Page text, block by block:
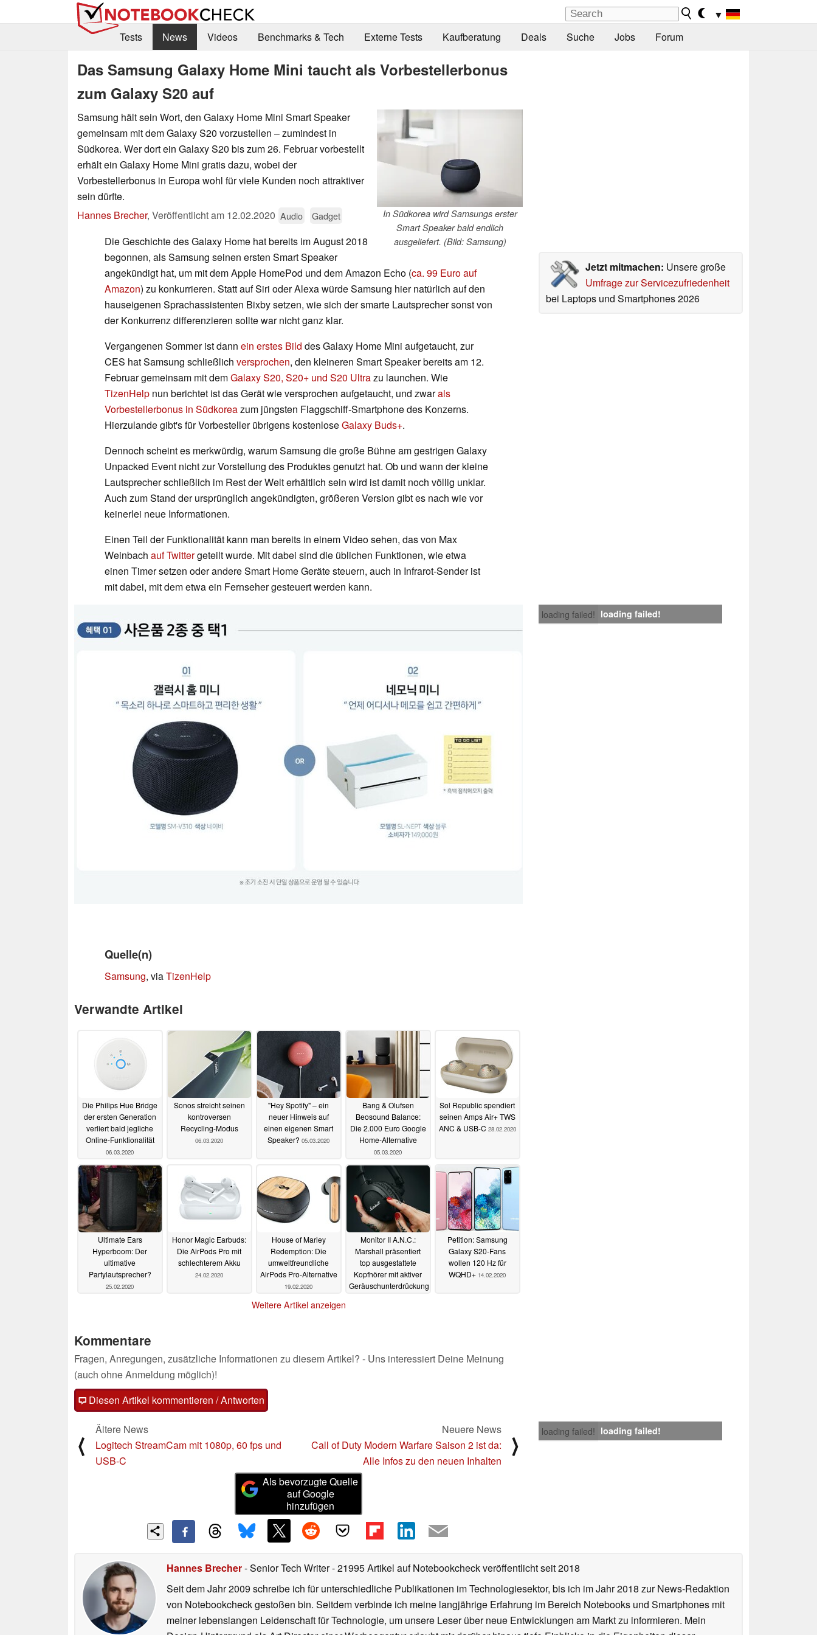
▼
Tests
News Videos Benchmarks & Tech Externe Tests Kaufberatung Deals Suche Jobs Forum
Das Samsung Galaxy Home Mini taucht als Vorbestellerbonus
zum Galaxy S20 auf
In Südkorea wird Samsungs erster
Smart Speaker bald endlich
ausgeliefert. (Bild: Samsung)
Samsung hält sein Wort, den Galaxy Home Mini Smart Speaker
gemeinsam mit dem Galaxy S20 vorzustellen – zumindest in
Südkorea. Wer dort ein Galaxy S20 bis zum 26. Februar vorbestellt
erhält ein Galaxy Home Mini gratis dazu, wobei der
Vorbestellerbonus in Europa wohl für viele Kunden noch attraktiver
sein dürfte.
Hannes Brecher, Veröffentlicht am 12.02.2020 Audio Gadget
Jetzt mitmachen: Unsere große
Umfrage zur Servicezufriedenheit
bei Laptops und Smartphones 2026
Die Geschichte des Galaxy Home hat bereits im August 2018
begonnen, als Samsung seinen ersten Smart Speaker
angekündigt hat, um mit dem Apple HomePod und dem Amazon Echo (ca. 99 Euro auf
Amazon) zu konkurrieren. Statt auf Siri oder Alexa würde Samsung hier natürlich auf den
hauseigenen Sprachassistenten Bixby setzen, wie sich der smarte Lautsprecher sonst von
der Konkurrenz differenzieren sollte war nicht ganz klar.
Vergangenen Sommer ist dann ein erstes Bild des Galaxy Home Mini aufgetaucht, zur
CES hat Samsung schließlich versprochen, den kleineren Smart Speaker bereits am 12.
Februar gemeinsam mit demGalaxy S20, S20+ und S20 Ultrazu launchen. Wie
TizenHelp nun berichtet ist das Gerät wie versprochen aufgetaucht, und zwarals
Vorbestellerbonus in Südkoreazum jüngsten Flaggschiff-Smartphone des Konzerns.
Hierzulande gibt's für Vorbesteller übrigens kostenloseGalaxy Buds+.
Dennoch scheint es merkwürdig, warum Samsung die große Bühne am gestrigen Galaxy
Unpacked Event nicht zur Vorstellung des Produktes genutzt hat. Ob und wann der kleine
Lautsprecher schließlich im Rest der Welt erhältlich sein wird ist damit noch völlig unklar.
Auch zum Stand der ursprünglich angekündigten, größeren Version gibt es nach wie vor
keinerlei neue Informationen.
Einen Teil der Funktionalität kann man bereits in einem Video sehen, das von Max
Weinbach auf Twittergeteilt wurde. Mit dabei sind die üblichen Funktionen, wie etwa
einen Timer setzen oder andere Smart Home Geräte steuern, auch in Infrarot-Sender ist
mit dabei, mit dem etwa ein Fernseher gesteuert werden kann.
loading failed! loading failed!
Quelle(n)
Samsung, viaTizenHelp
Verwandte Artikel
Die Philips Hue Bridge
der ersten Generation
verliert bald jegliche
Online-Funktionalität
06.03.2020
Sonos streicht seinen
kontroversen
Recycling-Modus
06.03.2020
"Hey Spotify" – ein
neuer Hinweis auf
einen eigenen Smart
Speaker? 05.03.2020
Bang & Olufsen
Beosound Balance:
Die 2.000 Euro Google
Home-Alternative
05.03.2020
Sol Republic spendiert
seinen Amps Air+ TWS
ANC & USB-C 28.02.2020
Ultimate Ears
Hyperboom: Der
ultimative
Partylautsprecher?
25.02.2020
Honor Magic Earbuds:
Die AirPods Pro mit
schlechterem Akku
24.02.2020
House of Marley
Redemption: Die
umweltfreundliche
AirPods Pro-Alternative
19.02.2020
Monitor II A.N.C.:
Marshall präsentiert
top ausgestattete
Kopfhörer mit aktiver
Geräuschunterdrückung
Petition: Samsung
Galaxy S20-Fans
wollen 120 Hz für
WQHD+ 14.02.2020
Weitere Artikel anzeigen
Kommentare
Fragen, Anregungen, zusätzliche Informationen zu diesem Artikel? - Uns interessiert Deine Meinung
(auch ohne Anmeldung möglich)!
Diesen Artikel kommentieren / Antworten
loading failed! loading failed!
⟨
Ältere News
Logitech StreamCam mit 1080p, 60 fps und
USB-C
Neuere News
Call of Duty Modern Warfare Saison 2 ist da:
Alle Infos zu den neuen Inhalten
⟩
Als bevorzugte Quelle
auf Google
hinzufügen
Hannes Brecher- Senior Tech Writer- 21995 Artikel auf Notebookcheck veröffentlichtseit 2018
Seit dem Jahr 2009 schreibe ich für unterschiedliche Publikationen im Technologiesektor, bis ich im Jahr 2018 zur News-Redaktion
von Notebookcheck gestoßen bin. Seitdem verbinde ich meine langjährige Erfahrung im Bereich Notebooks und Smartphones mit
meiner lebenslangen Leidenschaft für Technologie, um unsere Leser über neue Entwicklungen am Markt zu informieren. Mein